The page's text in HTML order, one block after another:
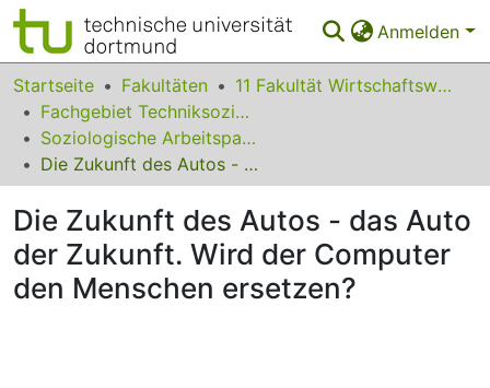
Anmelden
Bereiche & Sammlungen
Das gesamte Repositorium
Statistiken
FAQ
Leitlinien
Zurück zur Startseite
Startseite Fakultäten
11 Fakultät Wirtschaftswissenschaften
Fachgebiet Techniksoziologie
Soziologische Arbeitspapiere
Die Zukunft des Autos - das Auto der Zukunft. Wird der Computer den Menschen ersetzen?
Die Zukunft des Autos - das Auto
der Zukunft. Wird der Computer
den Menschen ersetzen?